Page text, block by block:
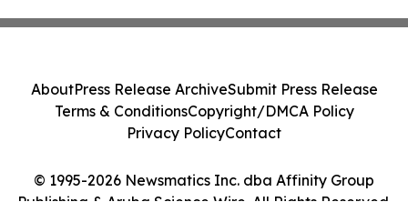
© 1995-2026 Newsmatics Inc. dba Affinity Group
Publishing & Aruba Science Wire. All Rights Reserved.
AboutPress Release ArchiveSubmit Press Release
Terms & ConditionsCopyright/DMCA Policy
Privacy PolicyContact